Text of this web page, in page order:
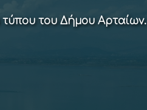
του Δήμου Αρταίων.